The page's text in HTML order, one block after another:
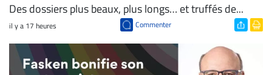
Des dossiers plus beaux, plus longs… et truffés de...
il y a 17 heures Commenter